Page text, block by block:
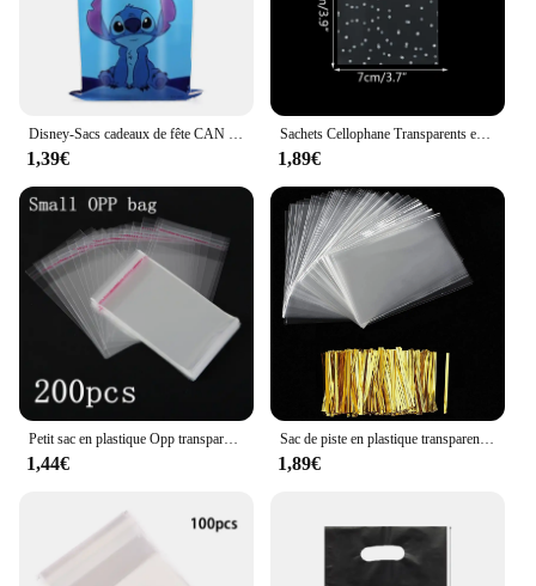
Disney-Sacs cadeaux de fête CAN o & Stitch pour enfants, sac de bonbons anxieux, point bleu, ange rose, sacs cadeaux pour enfants, anniversaire, 10 pièces
1,39€
Sachets Cellophane Transparents en Plastique, 100 Pièces, Sachets Cadeaux à Pois, pour Bonbons, Cookies, Auto-Adhésifs pour Mariage, ixd'Anniversaire
1,89€
Petit sac en plastique Opp transparent à fermeture automatique, 200 pièces, emballage cadeau de bijoux, sac d'emballage de bonbons et biscuits auto-adhésifs
1,44€
Sac de piste en plastique transparent OPP ouvert, cellophane, emballage auto-adhésif, bijoux, bonbons, strass, fête, sac d'emballage cadeau
1,89€